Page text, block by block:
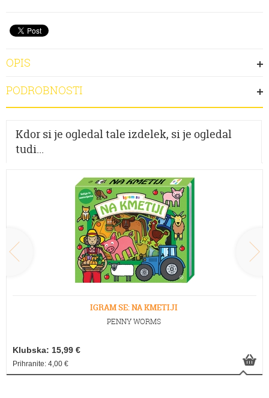
OPIS
PODROBNOSTI
Kdor si je ogledal tale izdelek, si je ogledal
tudi...
IGRAM SE: NA KMETIJI
PENNY WORMS
Klubska: 15,99 €
Prihranite: 4,00 €